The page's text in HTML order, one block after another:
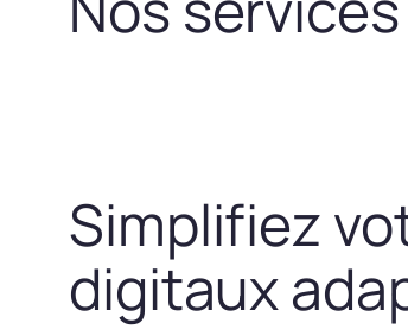
Simplifiez
digitaux